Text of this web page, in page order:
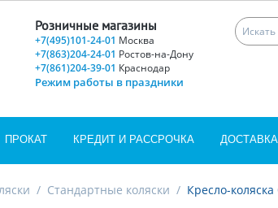
Розничные магазины
+7(495)101-24-01 Москва
+7(863)204-24-01 Ростов-на-Дону
+7(861)204-39-01 Краснодар
Режим работы в праздники
ПРОКАТ КРЕДИТ И РАССРОЧКА
/ Стандартные коляски / Кресло-